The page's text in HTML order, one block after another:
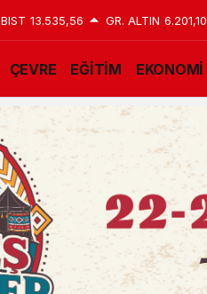
BIST 13.535,56 GR. ALTIN 6.201,10
ÇEVRE EĞİTİM EKONOMİ